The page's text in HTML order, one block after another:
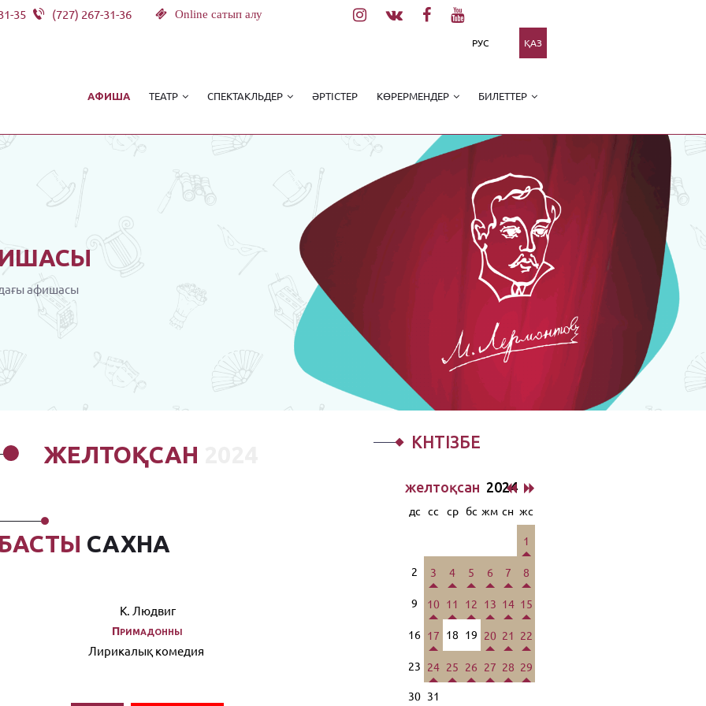
35 (727) 267-31-36 Online сатып алу
РУС ҚАЗ
АФИША ТЕАТР СПЕКТАКЛЬДЕР ӘРТІСТЕР КӨРЕРМЕНДЕР БИЛЕТТЕР
афишасы
ЖЕЛТОҚСАН
САХНА
К. Людвиг
Примадонны
Лирикалық комедия
КҮНТІЗБЕ
желтоқсан 2024
дс сс ср бс жм сн жс
1
2 3 4 5 6 7 8
9 10 11 12 13 14 15
16 17 18 19 20 21 22
23 24 25 26 27 28 29
30 31